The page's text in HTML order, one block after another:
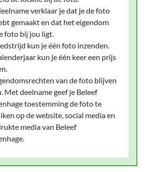
verklaar je dat je de foto
gemaakt en dat het eigendom
foto bij jou ligt.
kun je één foto inzenden.
kun je één keer een prijs
van de foto blijven
Met deelname geef je Beleef
toestemming de foto te
op de website, social media en
media van Beleef